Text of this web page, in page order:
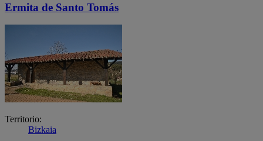
Ermita de Santo Tomás
Territorio:
Bizkaia